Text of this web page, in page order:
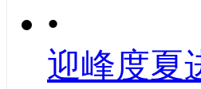
•
迎峰度夏